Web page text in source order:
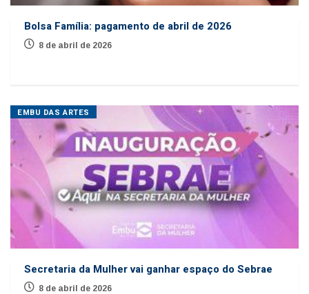
Bolsa Família: pagamento de abril de 2026
8 de abril de 2026
EMBU DAS ARTES
Secretaria da Mulher vai ganhar espaço do Sebrae
8 de abril de 2026